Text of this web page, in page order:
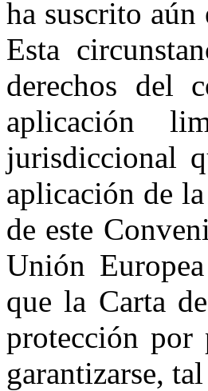
ha suscrito
Esta
derechos del
aplicación
jurisdiccional
aplicación de
de este
Unión
que la Carta
protección por
garantizarse,